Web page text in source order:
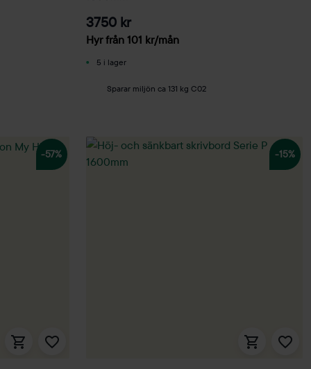
3750 kr
Hyr från 101 kr/mån
5 i lager
Sparar miljön ca 131 kg C02
-57% -15%